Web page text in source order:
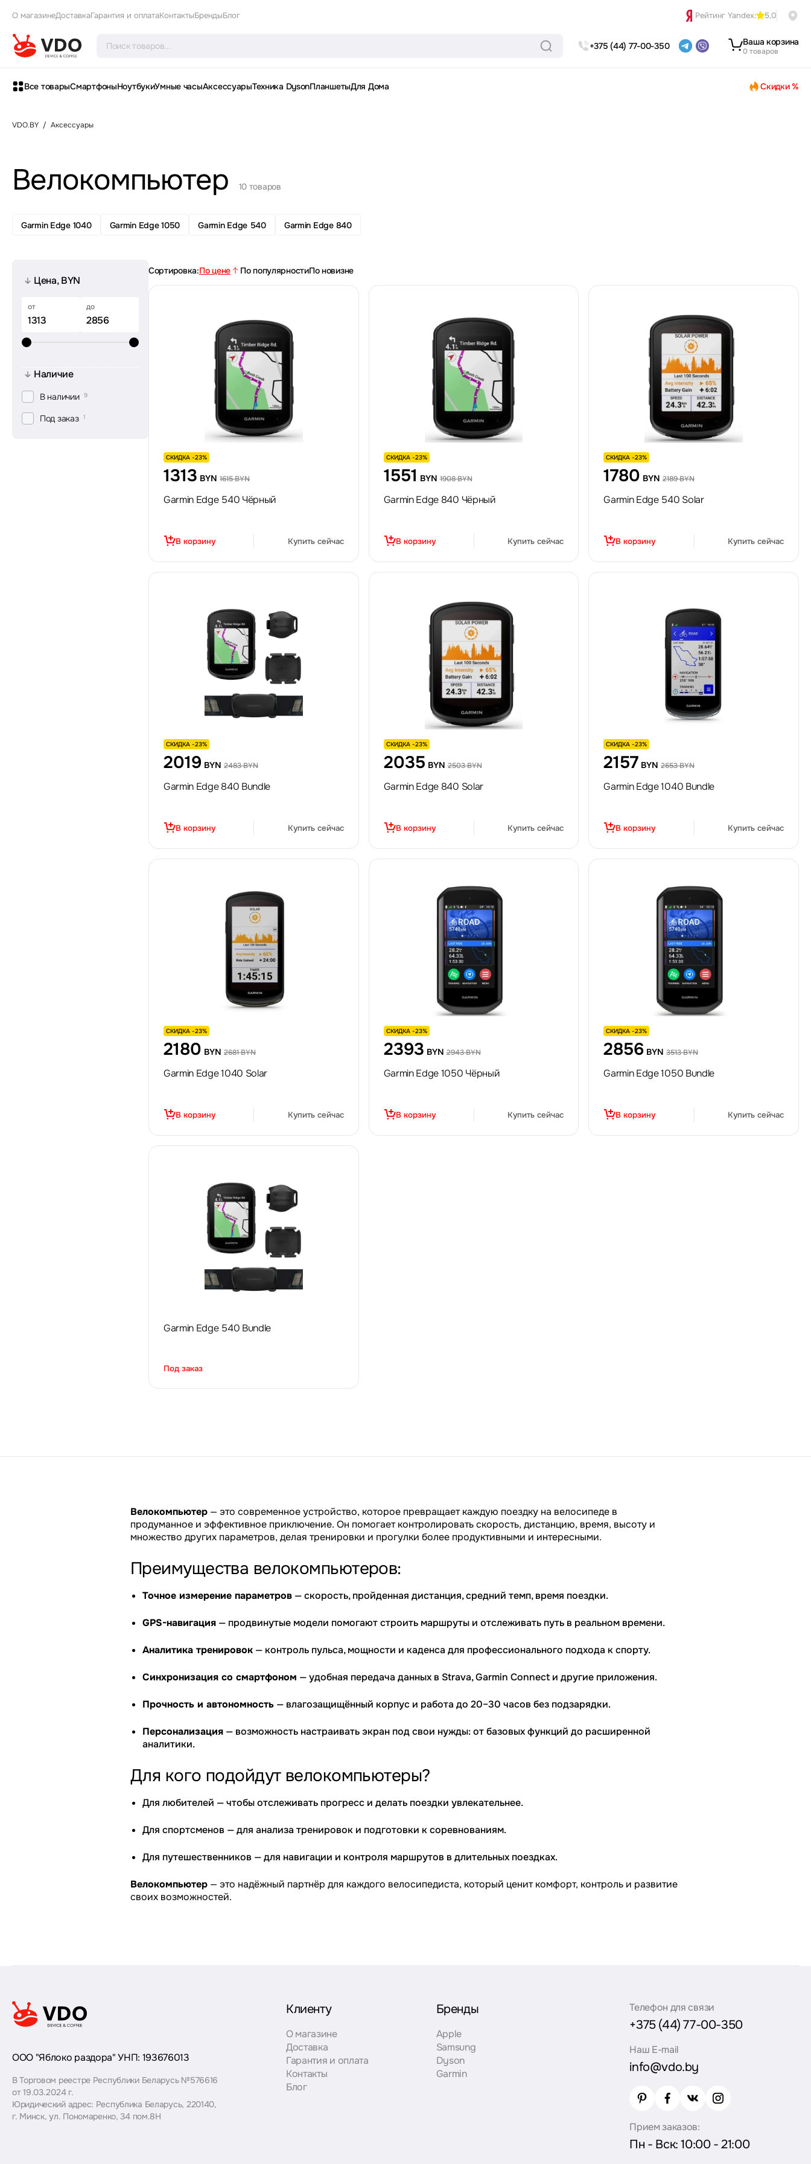
О магазинеДоставкаГарантия и оплатаКонтактыБрендыБлог Рейтинг Yandex: 5,0
+375 (44) 77-00-350 Ваша корзина
0 товаров
Все товарыСмартфоныНоутбукиУмные часыАксессуарыТехника DysonПланшетыДля Дома Скидки %
VDO.BY / Аксессуары
Велокомпьютер 10 товаров
Garmin Edge 1040 Garmin Edge 1050 Garmin Edge 540 Garmin Edge 840
Цена, BYN
от до
Наличие
В наличии 9
Под заказ 1
Сортировка:По цене По популярностиПо новизне
СКИДКА -23%
1313 BYN 1615 BYN
Garmin Edge 540 Чёрный
В корзину Купить сейчас
СКИДКА -23%
1551 BYN 1908 BYN
Garmin Edge 840 Чёрный
В корзину Купить сейчас
СКИДКА -23%
1780 BYN 2189 BYN
Garmin Edge 540 Solar
В корзину Купить сейчас
СКИДКА -23%
2019 BYN 2483 BYN
Garmin Edge 840 Bundle
В корзину Купить сейчас
СКИДКА -23%
2035 BYN 2503 BYN
Garmin Edge 840 Solar
В корзину Купить сейчас
СКИДКА -23%
2157 BYN 2653 BYN
Garmin Edge 1040 Bundle
В корзину Купить сейчас
СКИДКА -23%
2180 BYN 2681 BYN
Garmin Edge 1040 Solar
В корзину Купить сейчас
СКИДКА -23%
2393 BYN 2943 BYN
Garmin Edge 1050 Чёрный
В корзину Купить сейчас
СКИДКА -23%
2856 BYN 3513 BYN
Garmin Edge 1050 Bundle
В корзину Купить сейчас
Garmin Edge 540 Bundle
Под заказ
Велокомпьютер — это современное устройство, которое превращает каждую поездку на велосипеде в
продуманное и эффективное приключение. Он помогает контролировать скорость, дистанцию, время, высоту и
множество других параметров, делая тренировки и прогулки более продуктивными и интересными.
Преимущества велокомпьютеров:
Точное измерение параметров — скорость, пройденная дистанция, средний темп, время поездки.
GPS-навигация — продвинутые модели помогают строить маршруты и отслеживать путь в реальном времени.
Аналитика тренировок — контроль пульса, мощности и каденса для профессионального подхода к спорту.
Синхронизация со смартфоном — удобная передача данных в Strava, Garmin Connect и другие приложения.
Прочность и автономность — влагозащищённый корпус и работа до 20–30 часов без подзарядки.
Персонализация — возможность настраивать экран под свои нужды: от базовых функций до расширенной
аналитики.
Для кого подойдут велокомпьютеры?
Для любителей — чтобы отслеживать прогресс и делать поездки увлекательнее.
Для спортсменов — для анализа тренировок и подготовки к соревнованиям.
Для путешественников — для навигации и контроля маршрутов в длительных поездках.
Велокомпьютер — это надёжный партнёр для каждого велосипедиста, который ценит комфорт, контроль и развитие
своих возможностей.
ООО "Яблоко раздора" УНП: 193676013
В Торговом реестре Республики Беларусь №576616
от 19.03.2024 г.
Юридический адрес: Республика Беларусь, 220140,
г. Минск, ул. Пономаренко, 34 пом.8Н
Клиенту
О магазине
Доставка
Гарантия и оплата
Контакты
Блог
Бренды
Apple
Samsung
Dyson
Garmin
Телефон для связи
+375 (44) 77-00-350
Наш E-mail
info@vdo.by
Прием заказов:
Пн - Вск: 10:00 - 21:00